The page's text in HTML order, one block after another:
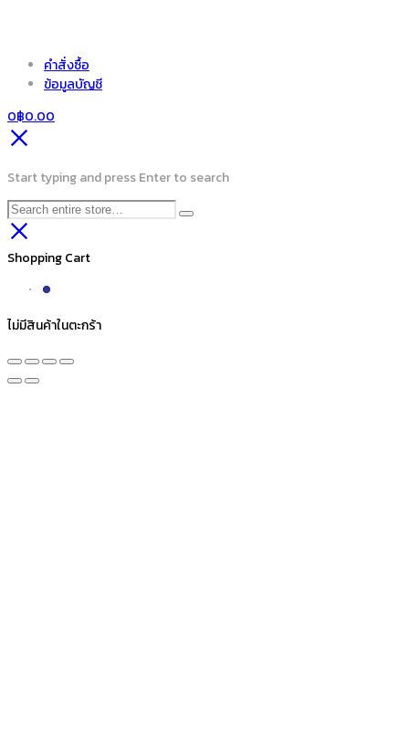
คำสั่งซื้อ
ข้อมูลบัญชี
0฿0.00
Start typing and press Enter to search
Shopping Cart
ไม่มีสินค้าในตะกร้า